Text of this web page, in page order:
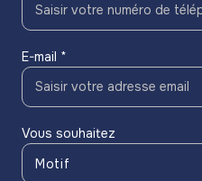
E-mail *
Vous souhaitez
Motif